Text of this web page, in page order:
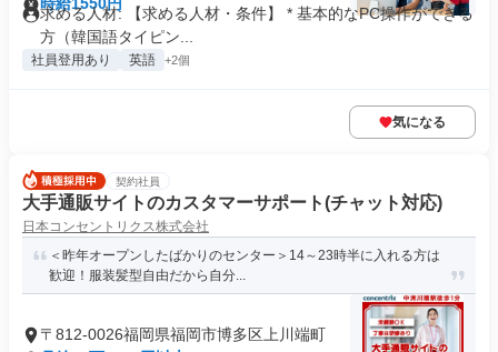
求める人材: 【求める人材・条件】 * 基本的なPC操作ができる
方（韓国語タイピン...
社員登用あり 英語 +2個
気になる
契約社員
大手通販サイトのカスタマーサポート(チャット対応)
日本コンセントリクス株式会社
＜昨年オープンしたばかりのセンター＞14～23時半に入れる方は
歓迎！服装髪型自由だから自分...
〒812-0026福岡県福岡市博多区上川端町